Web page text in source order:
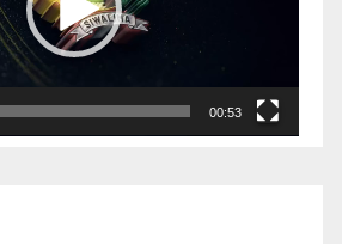
00:53